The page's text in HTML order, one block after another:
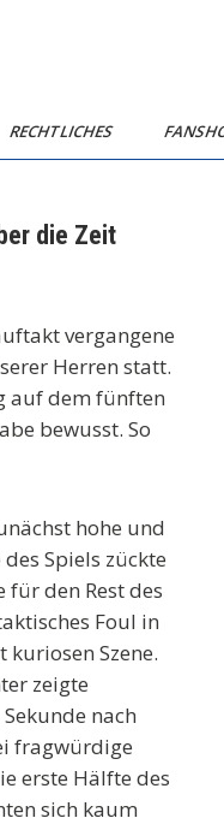
RECHTLICHES
die Zeit
vergangene
Herren statt.
auf dem fünften
bewusst. So
hohe und
Spiels zückte
den Rest des
Foul in
Szene.
zeigte
nach
fragwürdige
erste Hälfte des
sich kaum